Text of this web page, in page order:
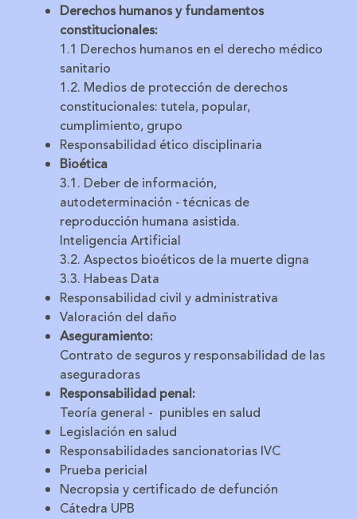
Derechos humanos y fundamentos
constitucionales:
1.1 Derechos humanos en el derecho médico
sanitario
1.2. Medios de protección de derechos
constitucionales: tutela, popular,
cumplimiento, grupo
Responsabilidad ético disciplinaria
Bioética
3.1. Deber de información,
autodeterminación - técnicas de
reproducción humana asistida.
Inteligencia Artificial
3.2. Aspectos bioéticos de la muerte digna
3.3. Habeas Data
Responsabilidad civil y administrativa
Valoración del daño
Aseguramiento:
Contrato de seguros y responsabilidad de las
aseguradoras
Responsabilidad penal:
Teoría general - punibles en salud
Legislación en salud
Responsabilidades sancionatorias IVC
Prueba pericial
Necropsia y certificado de defunción
Cátedra UPB